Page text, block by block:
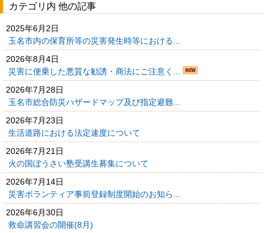
カテゴリ内 他の記事
2025年6月2日
玉名市内の保育所等の災害発生時等における...
2026年8月4日
災害に便乗した悪質な勧誘・商法にご注意く...
2026年7月28日
玉名市総合防災ハザードマップ及び指定避難...
2026年7月23日
生活道路における法定速度について
2026年7月21日
火の国ぼうさい塾受講生募集について
2026年7月14日
災害ボランティア事前登録制度開始のお知ら...
2026年6月30日
救命講習会の開催(8月)